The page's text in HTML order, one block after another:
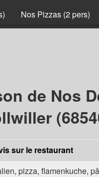
Nos Pizzas (2 pers)
de Nos
sur le restaurant
pizza, flamenkuche,